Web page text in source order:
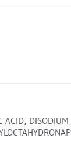
ACID,